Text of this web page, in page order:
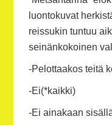
luontokuvat
reissukin tuntuu
seinänkokoinen
-Pelottaakos teitä
-Ei(*kaikki)
-Ei ainakaan